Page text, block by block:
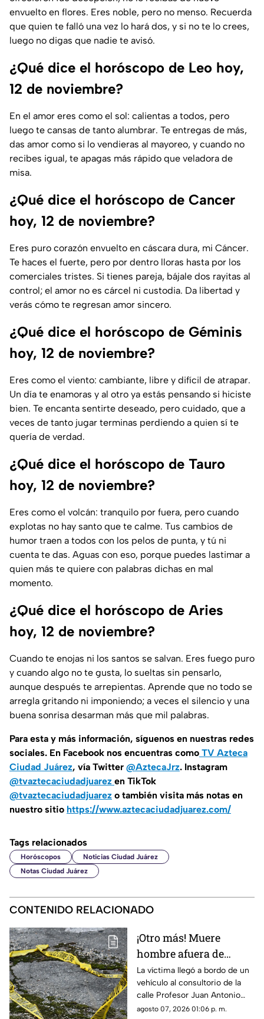
envuelto en flores. Eres noble, pero no menso. Recuerda
que quien te falló una vez lo hará dos, y si no te lo crees,
luego no digas que nadie te avisó.
¿Qué dice el horóscopo de Leo hoy,
12 de noviembre?
En el amor eres como el sol: calientas a todos, pero
luego te cansas de tanto alumbrar. Te entregas de más,
das amor como si lo vendieras al mayoreo, y cuando no
recibes igual, te apagas más rápido que veladora de
misa.
¿Qué dice el horóscopo de Cancer
hoy, 12 de noviembre?
Eres puro corazón envuelto en cáscara dura, mi Cáncer.
Te haces el fuerte, pero por dentro lloras hasta por los
comerciales tristes. Si tienes pareja, bájale dos rayitas al
control; el amor no es cárcel ni custodia. Da libertad y
verás cómo te regresan amor sincero.
¿Qué dice el horóscopo de Géminis
hoy, 12 de noviembre?
Eres como el viento: cambiante, libre y difícil de atrapar.
Un día te enamoras y al otro ya estás pensando si hiciste
bien. Te encanta sentirte deseado, pero cuidado, que a
veces de tanto jugar terminas perdiendo a quien sí te
quería de verdad.
¿Qué dice el horóscopo de Tauro
hoy, 12 de noviembre?
Eres como el volcán: tranquilo por fuera, pero cuando
explotas no hay santo que te calme. Tus cambios de
humor traen a todos con los pelos de punta, y tú ni
cuenta te das. Aguas con eso, porque puedes lastimar a
quien más te quiere con palabras dichas en mal
momento.
¿Qué dice el horóscopo de Aries
hoy, 12 de noviembre?
Cuando te enojas ni los santos se salvan. Eres fuego puro
y cuando algo no te gusta, lo sueltas sin pensarlo,
aunque después te arrepientas. Aprende que no todo se
arregla gritando ni imponiendo; a veces el silencio y una
buena sonrisa desarman más que mil palabras.
Para esta y más información, síguenos en nuestras redes
sociales. En Facebook nos encuentras como TV Azteca
Ciudad Juárez, vía Twitter @AztecaJrz. Instagram
@tvaztecaciudadjuarez en TikTok
@tvaztecaciudadjuarez o también visita más notas en
nuestro sitio https://www.aztecaciudadjuarez.com/
Tags relacionados
Horóscopos
Noticias Ciudad Juárez
Notas Ciudad Juárez
CONTENIDO RELACIONADO
¡Otro más! Muere
hombre afuera de
farmacia tras sufrir
una descarga eléctrica
en Ciudad Juárez
La víctima llegó a bordo de un
vehículo al consultorio de la
calle Profesor Juan Antonio
Pedroza para pedir auxilio,
agosto 07, 2026 01:06 p. m.